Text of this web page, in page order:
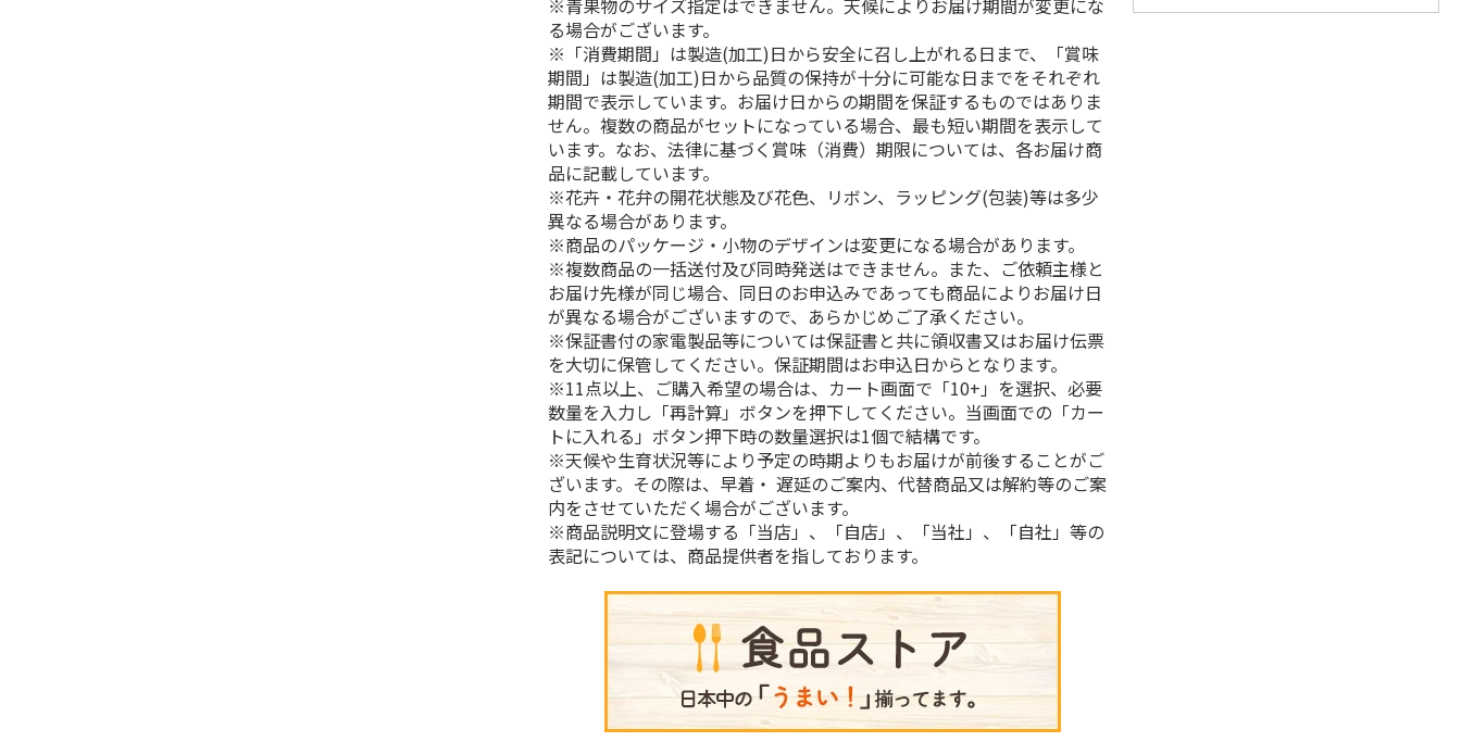
※青果物のサイズ指定はできません。天候によりお届け期間が変更にな
る場合がございます。
※「消費期間」は製造(加工)日から安全に召し上がれる日まで、「賞味
期間」は製造(加工)日から品質の保持が十分に可能な日までをそれぞれ
期間で表示しています。お届け日からの期間を保証するものではありま
せん。複数の商品がセットになっている場合、最も短い期間を表示して
います。なお、法律に基づく賞味（消費）期限については、各お届け商
品に記載しています。
※花卉・花弁の開花状態及び花色、リボン、ラッピング(包装)等は多少
異なる場合があります。
※商品のパッケージ・小物のデザインは変更になる場合があります。
※複数商品の一括送付及び同時発送はできません。また、ご依頼主様と
お届け先様が同じ場合、同日のお申込みであっても商品によりお届け日
が異なる場合がございますので、あらかじめご了承ください。
※保証書付の家電製品等については保証書と共に領収書又はお届け伝票
を大切に保管してください。保証期間はお申込日からとなります。
※11点以上、ご購入希望の場合は、カート画面で「10+」を選択、必要
数量を入力し「再計算」ボタンを押下してください。当画面での「カー
トに入れる」ボタン押下時の数量選択は1個で結構です。
※天候や生育状況等により予定の時期よりもお届けが前後することがご
ざいます。その際は、早着・ 遅延のご案内、代替商品又は解約等のご案
内をさせていただく場合がございます。
※商品説明文に登場する「当店」、「自店」、「当社」、「自社」等の
表記については、商品提供者を指しております。